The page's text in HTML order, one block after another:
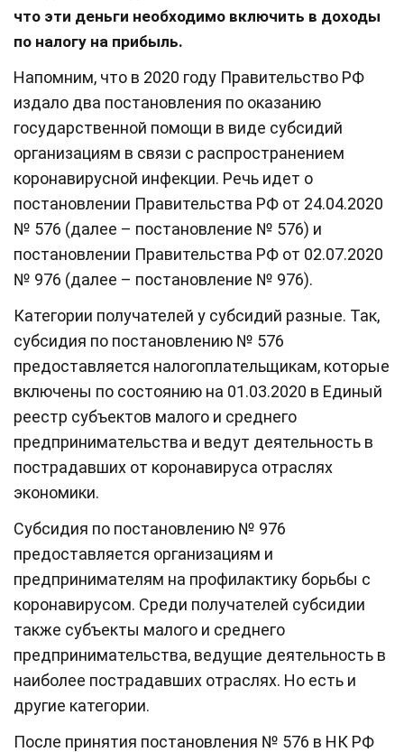
что эти деньги необходимо включить в доходы
по налогу на прибыль.
Напомним, что в 2020 году Правительство РФ
издало два постановления по оказанию
государственной помощи в виде субсидий
организациям в связи с распространением
коронавирусной инфекции. Речь идет о
постановлении Правительства РФ от 24.04.2020
№ 576 (далее – постановление № 576) и
постановлении Правительства РФ от 02.07.2020
№ 976 (далее – постановление № 976).
Категории получателей у субсидий разные. Так,
субсидия по постановлению № 576
предоставляется налогоплательщикам, которые
включены по состоянию на 01.03.2020 в Единый
реестр субъектов малого и среднего
предпринимательства и ведут деятельность в
пострадавших от коронавируса отраслях
экономики.
Субсидия по постановлению № 976
предоставляется организациям и
предпринимателям на профилактику борьбы с
коронавирусом. Среди получателей субсидии
также субъекты малого и среднего
предпринимательства, ведущие деятельность в
наиболее пострадавших отраслях. Но есть и
другие категории.
После принятия постановления № 576 в НК РФ